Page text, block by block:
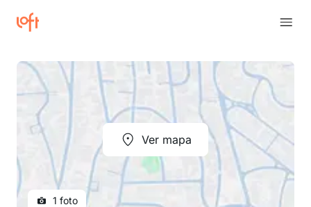
Ver mapa
1 foto